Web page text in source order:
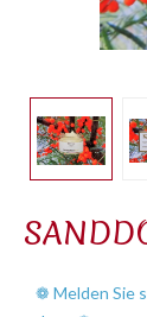
❁ Melden Sie